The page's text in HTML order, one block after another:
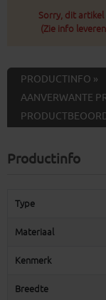
Sorry, dit
(Zie info
PRODUCTINFO »
AANVERWANTE
Productinfo
Type
Materiaal
Kenmerk
Breedte